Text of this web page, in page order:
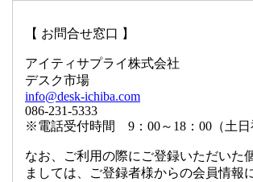
【 お問合せ窓口 】
アイティサプライ株式会社
デスク市場
info@desk-ichiba.com
086-231-5333
※電話受付時間 9：00～18：00（土日
なお、ご利用の際にご登録いただいた
ましては、ご登録者様からの会員情報